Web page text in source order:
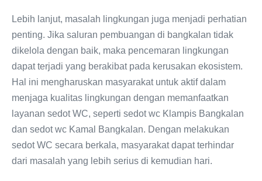
Lebih lanjut, masalah lingkungan juga menjadi perhatian
penting. Jika saluran pembuangan di bangkalan tidak
dikelola dengan baik, maka pencemaran lingkungan
dapat terjadi yang berakibat pada kerusakan ekosistem.
Hal ini mengharuskan masyarakat untuk aktif dalam
menjaga kualitas lingkungan dengan memanfaatkan
layanan sedot WC, seperti sedot wc Klampis Bangkalan
dan sedot wc Kamal Bangkalan. Dengan melakukan
sedot WC secara berkala, masyarakat dapat terhindar
dari masalah yang lebih serius di kemudian hari.